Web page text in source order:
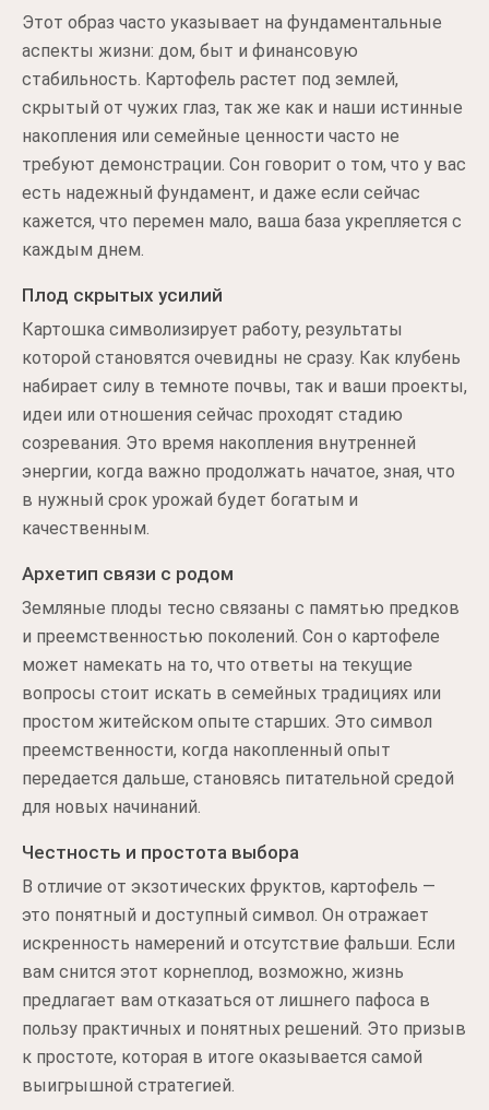
Этот образ часто указывает на фундаментальные
аспекты жизни: дом, быт и финансовую
стабильность. Картофель растет под землей,
скрытый от чужих глаз, так же как и наши истинные
накопления или семейные ценности часто не
требуют демонстрации. Сон говорит о том, что у вас
есть надежный фундамент, и даже если сейчас
кажется, что перемен мало, ваша база укрепляется с
каждым днем.
Плод скрытых усилий
Картошка символизирует работу, результаты
которой становятся очевидны не сразу. Как клубень
набирает силу в темноте почвы, так и ваши проекты,
идеи или отношения сейчас проходят стадию
созревания. Это время накопления внутренней
энергии, когда важно продолжать начатое, зная, что
в нужный срок урожай будет богатым и
качественным.
Архетип связи с родом
Земляные плоды тесно связаны с памятью предков
и преемственностью поколений. Сон о картофеле
может намекать на то, что ответы на текущие
вопросы стоит искать в семейных традициях или
простом житейском опыте старших. Это символ
преемственности, когда накопленный опыт
передается дальше, становясь питательной средой
для новых начинаний.
Честность и простота выбора
В отличие от экзотических фруктов, картофель —
это понятный и доступный символ. Он отражает
искренность намерений и отсутствие фальши. Если
вам снится этот корнеплод, возможно, жизнь
предлагает вам отказаться от лишнего пафоса в
пользу практичных и понятных решений. Это призыв
к простоте, которая в итоге оказывается самой
выигрышной стратегией.